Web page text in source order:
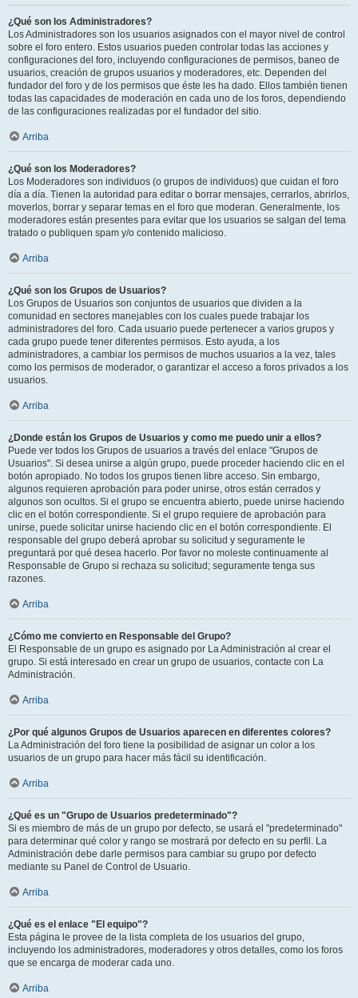
¿Qué son los Administradores?
Los Administradores son los usuarios asignados con el mayor nivel de control
sobre el foro entero. Estos usuarios pueden controlar todas las acciones y
configuraciones del foro, incluyendo configuraciones de permisos, baneo de
usuarios, creación de grupos usuarios y moderadores, etc. Dependen del
fundador del foro y de los permisos que éste les ha dado. Ellos también tienen
todas las capacidades de moderación en cada uno de los foros, dependiendo
de las configuraciones realizadas por el fundador del sitio.
Arriba
¿Qué son los Moderadores?
Los Moderadores son individuos (o grupos de individuos) que cuidan el foro
día a día. Tienen la autoridad para editar o borrar mensajes, cerrarlos, abrirlos,
moverlos, borrar y separar temas en el foro que moderan. Generalmente, los
moderadores están presentes para evitar que los usuarios se salgan del tema
tratado o publiquen spam y/o contenido malicioso.
Arriba
¿Qué son los Grupos de Usuarios?
Los Grupos de Usuarios son conjuntos de usuarios que dividen a la
comunidad en sectores manejables con los cuales puede trabajar los
administradores del foro. Cada usuario puede pertenecer a varios grupos y
cada grupo puede tener diferentes permisos. Esto ayuda, a los
administradores, a cambiar los permisos de muchos usuarios a la vez, tales
como los permisos de moderador, o garantizar el acceso a foros privados a los
usuarios.
Arriba
¿Donde están los Grupos de Usuarios y como me puedo unir a ellos?
Puede ver todos los Grupos de usuarios a través del enlace "Grupos de
Usuarios". Si desea unirse a algún grupo, puede proceder haciendo clic en el
botón apropiado. No todos los grupos tienen libre acceso. Sin embargo,
algunos requieren aprobación para poder unirse, otros están cerrados y
algunos son ocultos. Si el grupo se encuentra abierto, puede unirse haciendo
clic en el botón correspondiente. Si el grupo requiere de aprobación para
unirse, puede solicitar unirse haciendo clic en el botón correspondiente. El
responsable del grupo deberá aprobar su solicitud y seguramente le
preguntará por qué desea hacerlo. Por favor no moleste continuamente al
Responsable de Grupo si rechaza su solicitud; seguramente tenga sus
razones.
Arriba
¿Cómo me convierto en Responsable del Grupo?
El Responsable de un grupo es asignado por La Administración al crear el
grupo. Si está interesado en crear un grupo de usuarios, contacte con La
Administración.
Arriba
¿Por qué algunos Grupos de Usuarios aparecen en diferentes colores?
La Administración del foro tiene la posibilidad de asignar un color a los
usuarios de un grupo para hacer más fácil su identificación.
Arriba
¿Qué es un "Grupo de Usuarios predeterminado"?
Si es miembro de más de un grupo por defecto, se usará el "predeterminado"
para determinar qué color y rango se mostrará por defecto en su perfil. La
Administración debe darle permisos para cambiar su grupo por defecto
mediante su Panel de Control de Usuario.
Arriba
¿Qué es el enlace "El equipo"?
Esta página le provee de la lista completa de los usuarios del grupo,
incluyendo los administradores, moderadores y otros detalles, como los foros
que se encarga de moderar cada uno.
Arriba